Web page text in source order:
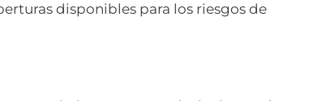
disponibles para los riesgos de